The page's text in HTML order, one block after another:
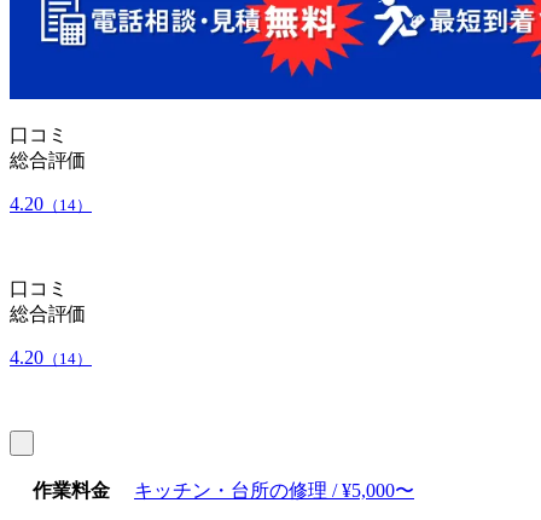
口コミ
総合評価
4.20 （14）
口コミ
総合評価
4.20 （14）
作業料金 キッチン・台所の修理 / ¥5,000〜